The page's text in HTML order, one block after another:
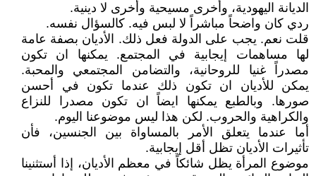
الديانة اليهودية، وأخرى مسيحية وأخرى لا دينية.
ردي كان واضحاً مباشراً لا لبس فيه. كالسؤال نفسه.
قلت نعم. يجب على الدولة فعل ذلك. الأديان بصفة عامة
لها مساهمات إيجابية في المجتمع. يمكنها ان تكون
مصدراً غنيا للروحانية، والتضامن المجتمعي والمحبة.
يمكن للأديان ان تكون ذلك عندما تكون في أحسن
صورها. وبالطبع يمكنها ايضاً ان تكون مصدرا للنزاع
والكراهية والحروب. لكن هذا ليس موضوعنا اليوم.
أما عندما يتعلق الأمر بالمساواة بين الجنسين، فأن
تأثيرات الأديان تظل أقل إيجابية.
موضوع المرأة يظل شائكاً في معظم الأديان، إذا أستثنينا